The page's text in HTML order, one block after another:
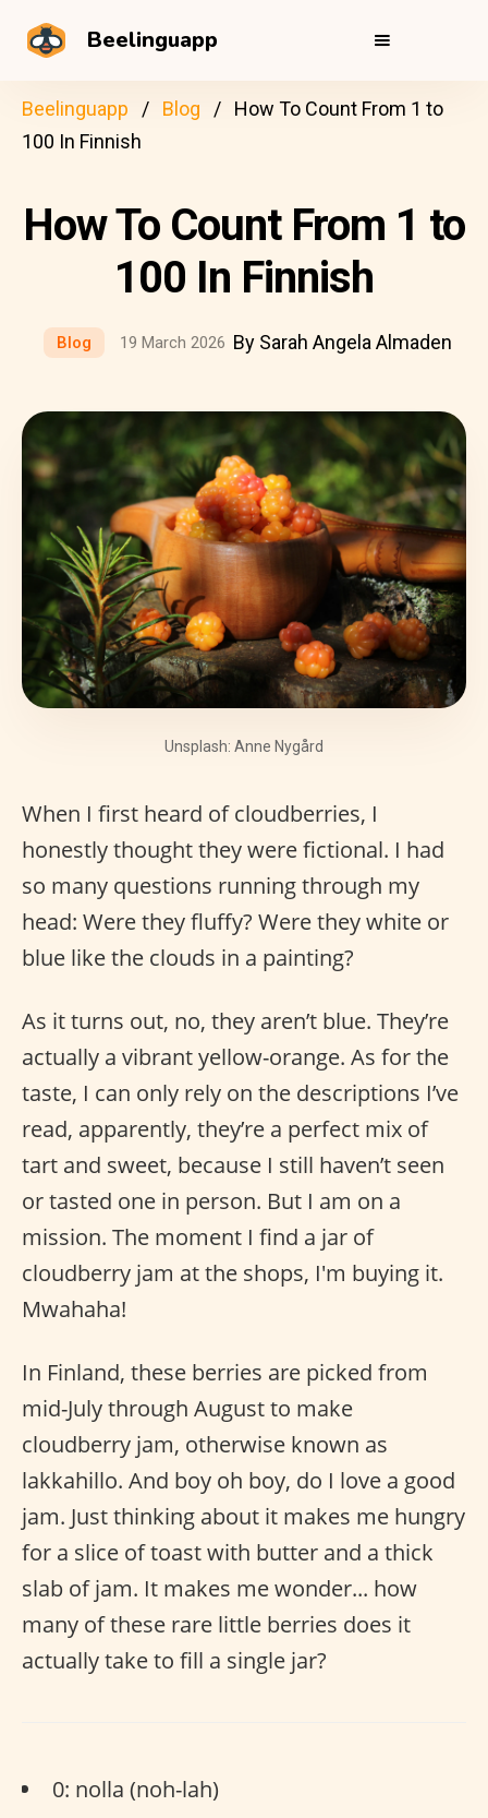
Beelinguapp
Beelinguapp Blog
How To Count From 1 to
100 In Finnish
How To Count From 1 to
100 In Finnish
Blog 19 March 2026 By Sarah Angela Almaden
Unsplash: Anne Nygård
When I first heard of cloudberries, I
honestly thought they were fictional. I had
so many questions running through my
head: Were they fluffy? Were they white or
blue like the clouds in a painting?
As it turns out, no, they aren’t blue. They’re
actually a vibrant yellow-orange. As for the
taste, I can only rely on the descriptions I’ve
read, apparently, they’re a perfect mix of
tart and sweet, because I still haven’t seen
or tasted one in person. But I am on a
mission. The moment I find a jar of
cloudberry jam at the shops, I'm buying it.
Mwahaha!
In Finland, these berries are picked from
mid-July through August to make
cloudberry jam, otherwise known as
lakkahillo. And boy oh boy, do I love a good
jam. Just thinking about it makes me hungry
for a slice of toast with butter and a thick
slab of jam. It makes me wonder... how
many of these rare little berries does it
actually take to fill a single jar?
0: nolla (noh-lah)